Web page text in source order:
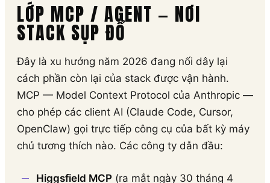
LỚP MCP / AGENT — NƠI
STACK SỤP ĐỔ
Đây là xu hướng năm 2026 đang nối dây lại
cách phần còn lại của stack được vận hành.
MCP — Model Context Protocol của Anthropic —
cho phép các client AI (Claude Code, Cursor,
OpenClaw) gọi trực tiếp công cụ của bất kỳ máy
chủ tương thích nào. Các công ty dẫn đầu:
Higgsfield MCP (ra mắt ngày 30 tháng 4